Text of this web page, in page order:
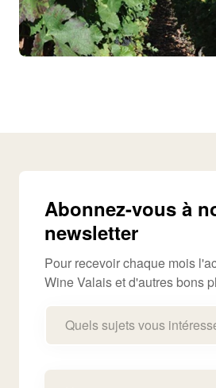
Abonnez-vous à
newsletter
Pour recevoir chaque mois
Wine Valais et d'autres bons
Quels sujets vous